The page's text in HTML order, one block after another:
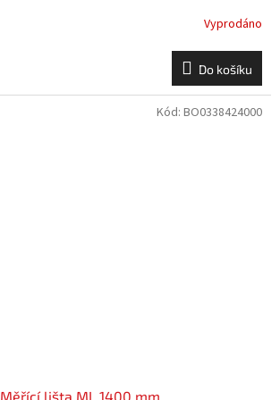
Vyprodáno
Do košíku
Měřící lišta ML 1400 mm
Kód: BO0338424000